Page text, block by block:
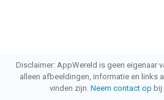
Disclaimer: AppWereld is geen eigenaar
alleen afbeeldingen, informatie en links
vinden zijn. Neem contact op bij